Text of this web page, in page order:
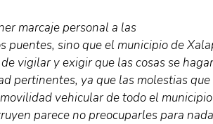
marcaje personal a las
puentes, sino que el municipio de
vigilar y exigir que las cosas se
pertinentes, ya que las molestias que
vehicular de todo el municipio
parece no preocuparles para